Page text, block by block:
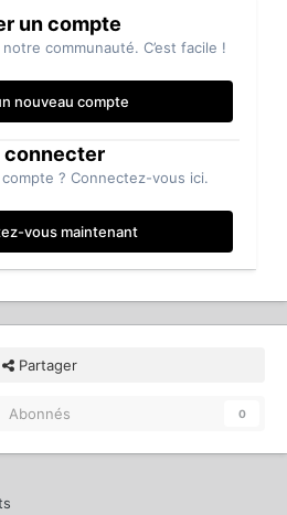
un compte
communauté. C’est facile !
nouveau compte
connecter
? Connectez-vous ici.
vous maintenant
Partager
Abonnés 0